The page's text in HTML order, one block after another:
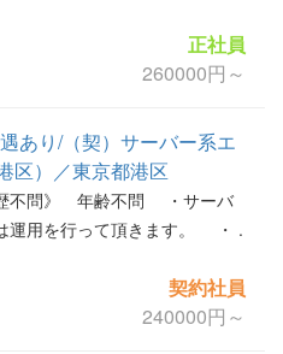
正社員
260000円～
あり/（契）サーバー系エ
区）／東京都港区
不問》 年齢不問 ・サーバ
運用を行って頂きます。 ・ .
契約社員
240000円～